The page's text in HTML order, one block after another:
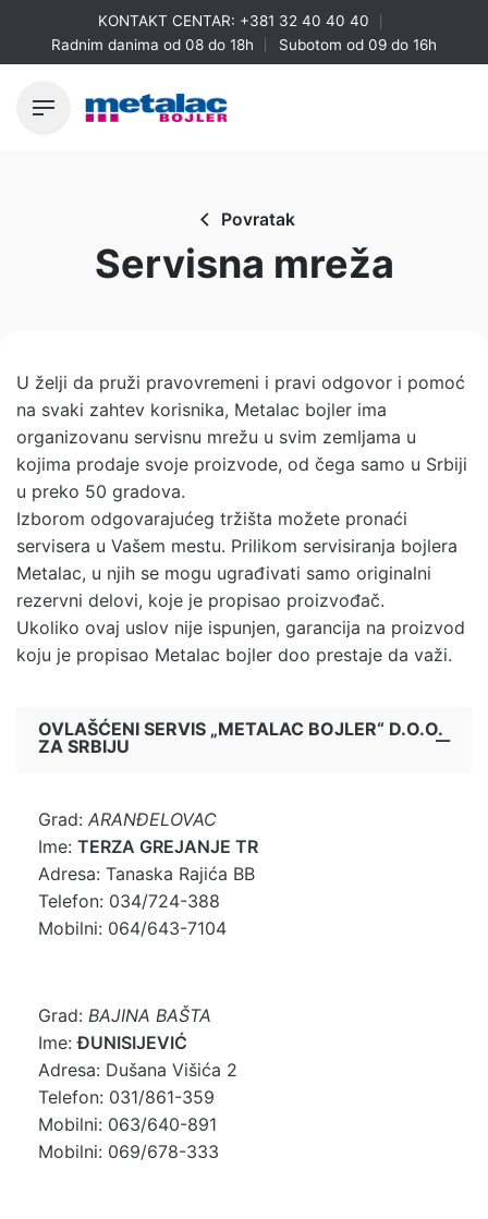
content
KONTAKT CENTAR: +381 32 40 40 40
Radnim danima od 08 do 18h
Subotom od 09 do 16h
Povratak
Servisna mreža
U želji da pruži pravovremeni i pravi odgovor i pomoć
na svaki zahtev korisnika, Metalac bojler ima
organizovanu servisnu mrežu u svim zemljama u
kojima prodaje svoje proizvode, od čega samo u Srbiji
u preko 50 gradova.
Izborom odgovarajućeg tržišta možete pronaći
servisera u Vašem mestu. Prilikom servisiranja bojlera
Metalac, u njih se mogu ugrađivati samo originalni
rezervni delovi, koje je propisao proizvođač.
Ukoliko ovaj uslov nije ispunjen, garancija na proizvod
koju je propisao Metalac bojler doo prestaje da važi.
OVLAŠĆENI SERVIS „METALAC BOJLER“ D.O.O.
ZA SRBIJU
Grad: ARANĐELOVAC
Ime: TERZA GREJANJE TR
Adresa: Tanaska Rajića BB
Telefon: 034/724-388
Mobilni: 064/643-7104
Grad: BAJINA BAŠTA
Ime:ĐUNISIJEVIĆ
Adresa: Dušana Višića 2
Telefon: 031/861-359
Mobilni: 063/640-891
Mobilni: 069/678-333